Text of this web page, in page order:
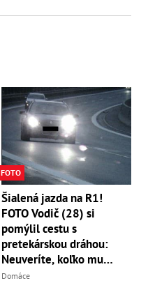
FOTO
Šialená jazda na R1!
FOTO Vodič (28) si
pomýlil cestu s
pretekárskou dráhou:
Neuveríte, koľko mu
namerali
Domáce